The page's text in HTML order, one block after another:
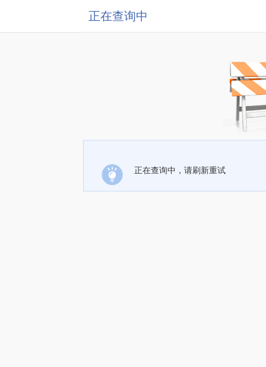
正在查询中
正在查询中，请刷新重试